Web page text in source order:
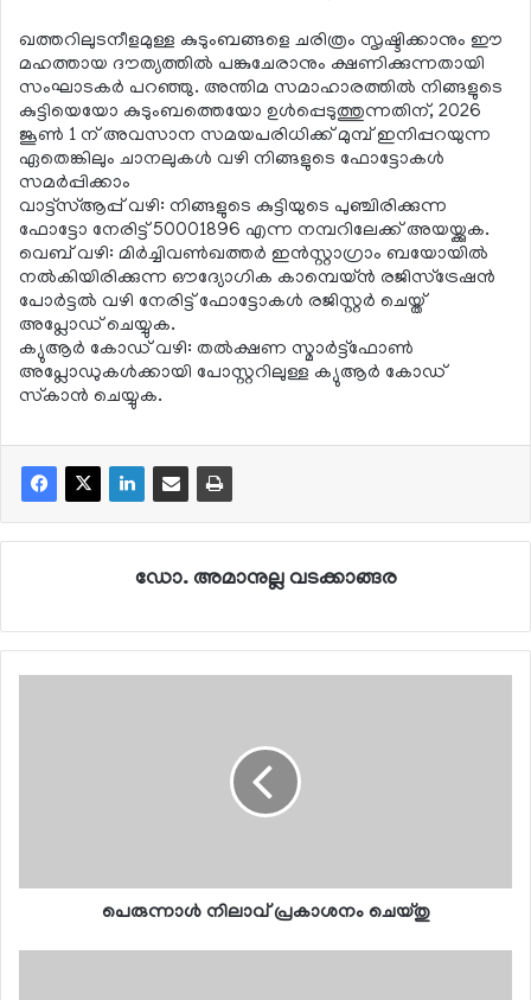
ഖത്തറിലുടനീളമുള്ള കുടുംബങ്ങളെ ചരിത്രം സൃഷ്ടിക്കാനും ഈ
മഹത്തായ ദൗത്യത്തില്‍ പങ്കുചേരാനും ക്ഷണിക്കുന്നതായി
സംഘാടകര്‍ പറഞ്ഞു. അന്തിമ സമാഹാരത്തില്‍ നിങ്ങളുടെ
കുട്ടിയെയോ കുടുംബത്തെയോ ഉള്‍പ്പെടുത്തുന്നതിന്, 2026
ജൂണ്‍ 1 ന് അവസാന സമയപരിധിക്ക് മുമ്പ് ഇനിപ്പറയുന്ന
ഏതെങ്കിലും ചാനലുകള്‍ വഴി നിങ്ങളുടെ ഫോട്ടോകള്‍
സമര്‍പ്പിക്കാം
വാട്ട്സ്ആപ്പ് വഴി: നിങ്ങളുടെ കുട്ടിയുടെ പുഞ്ചിരിക്കുന്ന
ഫോട്ടോ നേരിട്ട് 50001896 എന്ന നമ്പറിലേക്ക് അയയ്ക്കുക.
വെബ് വഴി: മിര്‍ച്ചിവണ്‍ഖത്തര്‍ ഇന്‍സ്റ്റാഗ്രാം ബയോയില്‍
നല്‍കിയിരിക്കുന്ന ഔദ്യോഗിക കാമ്പെയ്ന്‍ രജിസ്‌ട്രേഷന്‍
പോര്‍ട്ടല്‍ വഴി നേരിട്ട് ഫോട്ടോകള്‍ രജിസ്റ്റര്‍ ചെയ്ത്
അപ്ലോഡ് ചെയ്യുക.
ക്യുആര്‍ കോഡ് വഴി: തല്‍ക്ഷണ സ്മാര്‍ട്ട്ഫോണ്‍
അപ്ലോഡുകള്‍ക്കായി പോസ്റ്ററിലുള്ള ക്യുആര്‍ കോഡ്
സ്‌കാന്‍ ചെയ്യുക.
ഡോ. അമാനുല്ല വടക്കാങ്ങര
പെരുന്നാള്‍ നിലാവ് പ്രകാശനം ചെയ്തു